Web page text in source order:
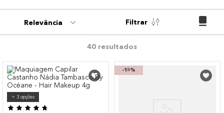
Relevância Filtrar
40
+ 3opções
-15%
9º
paleta
bronzer